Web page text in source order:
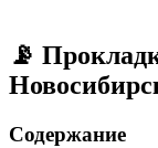
📡
Содержание